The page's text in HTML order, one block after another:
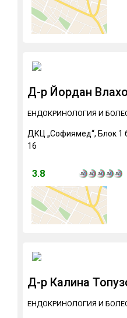
Д-р Йордан
ЕНДОКРИНОЛОГИЯ И
ДКЦ „Софиямед“, Блок 1
16
3.8
Д-р Калина
ЕНДОКРИНОЛОГИЯ И